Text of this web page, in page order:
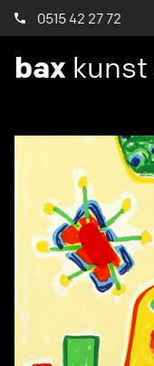
0515 42 27 72
bax kunst